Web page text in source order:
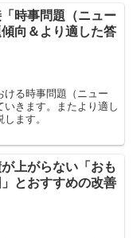
時事問題（ニュー
向＆より適した答
ける時事問題（ニュー
きます。またより適し
ます。
上がらない「おも
とおすすめの改善